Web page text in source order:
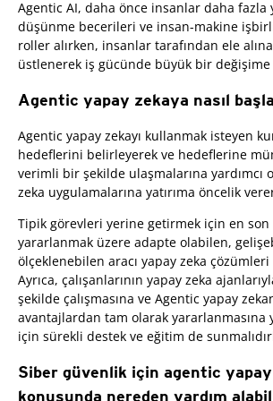
Agentic AI, daha önce insanlar daha fazla
düşünme becerileri ve insan-makine
roller alırken, insanlar tarafından ele
üstlenerek iş gücünde büyük bir
Agentic yapay zekaya nasıl
Agentic yapay zekayı kullanmak isteyen
hedeflerini belirleyerek ve hedeflerine
verimli bir şekilde ulaşmalarına yardımcı
zeka uygulamalarına yatırıma öncelik
Tipik görevleri yerine getirmek için en
yararlanmak üzere adapte olabilen,
ölçeklenebilen aracı yapay zeka çözümleri
Ayrıca, çalışanlarının yapay zeka
şekilde çalışmasına ve Agentic yapay
avantajlardan tam olarak yararlanmasına
için sürekli destek ve eğitim de
Siber güvenlik için agentic
konusunda nereden yardım